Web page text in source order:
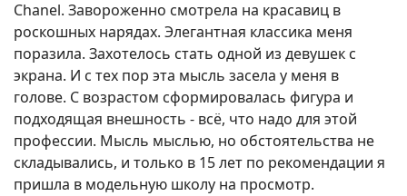
Chanel. Завороженно смотрела на красавиц в
роскошных нарядах. Элегантная классика меня
поразила. Захотелось стать одной из девушек с
экрана. И с тех пор эта мысль засела у меня в
голове. С возрастом сформировалась фигура и
подходящая внешность - всё, что надо для этой
профессии. Мысль мыслью, но обстоятельства не
складывались, и только в 15 лет по рекомендации я
пришла в модельную школу на просмотр.